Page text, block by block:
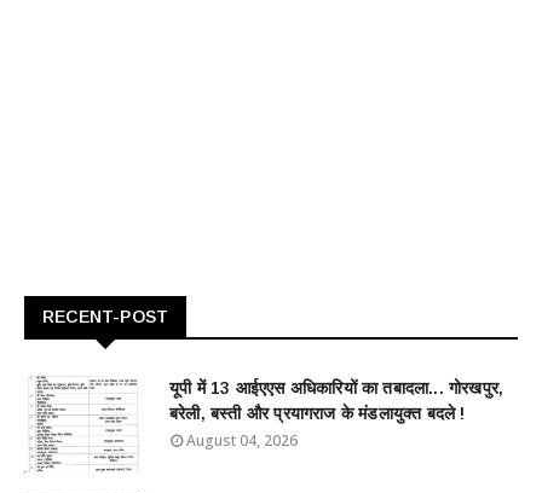
RECENT-POST
यूपी में 13 आईएएस अधिकारियों का तबादला... गोरखपुर,
बरेली, बस्ती और प्रयागराज के मंडलायुक्त बदले !
August 04, 2026